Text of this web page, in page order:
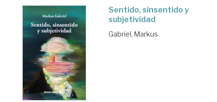
Sentido, sinsentido y
subjetividad
Gabriel, Markus